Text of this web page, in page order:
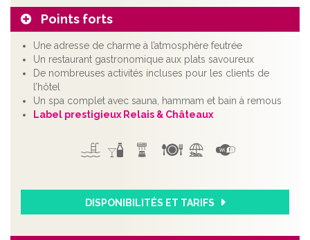
Points forts
Une adresse de charme à l’atmosphère feutrée
Un restaurant gastronomique aux plats savoureux
De nombreuses activités incluses pour les clients de
l’hôtel
Un spa complet avec sauna, hammam et bain à remous
Label prestigieux Relais & Châteaux
DISPONIBILITÉS ET TARIFS